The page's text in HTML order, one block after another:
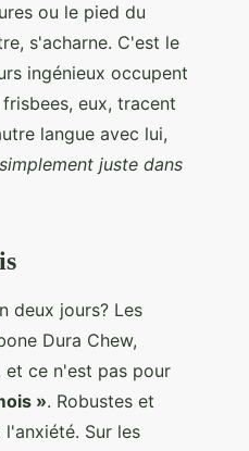
ou le pied du
s'acharne. C'est le
ingénieux occupent
eux, tracent
langue avec lui,
juste dans
deux jours? Les
Dura Chew,
et ce n'est pas pour
». Robustes et
Sur les